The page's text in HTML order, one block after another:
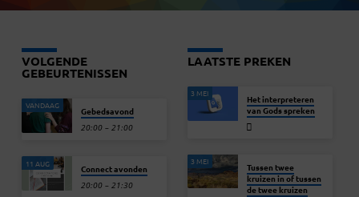
VOLGENDE
GEBEURTENISSEN
VANDAAG Gebedsavond
20:00 – 21:00
11 AUG Connect avonden
20:00 – 21:30
LAATSTE PREKEN
3 MEI
Het interpreteren
van Gods spreken
3 MEI
Tussen twee
kruizen in of tussen
de twee kruizen